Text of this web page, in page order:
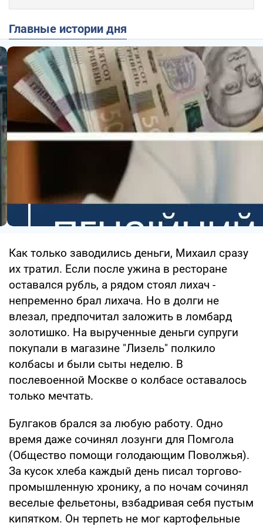
Главные истории дня
Как только заводились деньги, Михаил сразу
их тратил. Если после ужина в ресторане
оставался рубль, а рядом стоял лихач -
непременно брал лихача. Но в долги не
влезал, предпочитал заложить в ломбард
золотишко. На вырученные деньги супруги
покупали в магазине "Лизель" полкило
колбасы и были сыты неделю. В
послевоенной Москве о колбасе оставалось
только мечтать.
Булгаков брался за любую работу. Одно
время даже сочинял лозунги для Помгола
(Общество помощи голодающим Поволжья).
За кусок хлеба каждый день писал торгово-
промышленную хронику, а по ночам сочинял
веселые фельетоны, взбадривая себя пустым
кипятком. Он терпеть не мог картофельные